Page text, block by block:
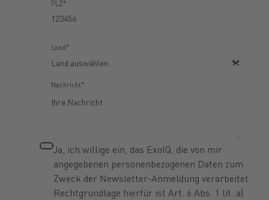
PLZ*
Land*
Nachricht*
Ja, ich willige ein, das ExoIQ, die von mir
angegebenen personenbezogenen Daten zum
Zweck der Newsletter-Anmeldung verarbeitet.
Rechtgrundlage hierfür ist Art. 6 Abs. 1 lit. a)